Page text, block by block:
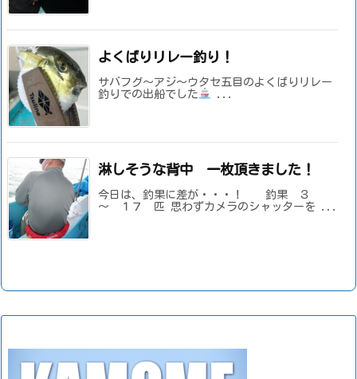
よくばりリレー釣り！
サバフグ～アジ～ウタセ五目のよくばりリレー
釣りでの出船でした
...
淋しそうな背中 一枚頂きました！
今日は、釣果に差が・・・！ 釣果 ３
～ １７ 匹 思わずカメラのシャッターを ...